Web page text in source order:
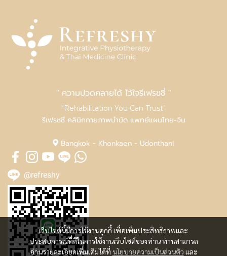
เว็บไซต์นี้มีการใช้งานคุกกี้ เพื่อเพิ่มประสิทธิภาพและ
ประสบการณ์ที่ดีในการใช้งานเว็บไซต์ของท่าน ท่านสามารถ
อ่านรายละเอียดเพิ่มเติมได้ที่ นโยบายความเป็นส่วนตัว และ
" ความปวดคลายได้ ไว้ใจรีเฟรชชี่ "
"Rehabilitation You Can Trust"
รีเฟรชชี่ คลินิกกายภาพบำบัด แพทย์แผนไทย-จีน
Bangkok - Khonkaen - Udonthani
@refreshy